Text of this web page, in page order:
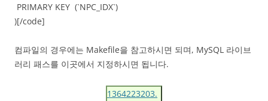
PRIMARY KEY (`NPC_IDX`)
)[/code]
컴파일의 경우에는 Makefile을 참고하시면 되며, MySQL 라이브
러리 패스를 이곳에서 지정하시면 됩니다.
1364223203.